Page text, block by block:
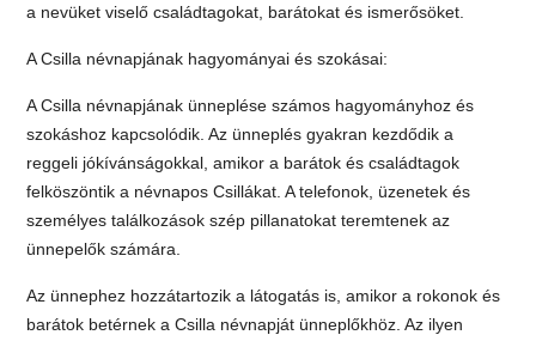
a nevüket viselő családtagokat, barátokat és ismerősöket.
A Csilla névnapjának hagyományai és szokásai:
A Csilla névnapjának ünneplése számos hagyományhoz és
szokáshoz kapcsolódik. Az ünneplés gyakran kezdődik a
reggeli jókívánságokkal, amikor a barátok és családtagok
felköszöntik a névnapos Csillákat. A telefonok, üzenetek és
személyes találkozások szép pillanatokat teremtenek az
ünnepelők számára.
Az ünnephez hozzátartozik a látogatás is, amikor a rokonok és
barátok betérnek a Csilla névnapját ünneplőkhöz. Az ilyen